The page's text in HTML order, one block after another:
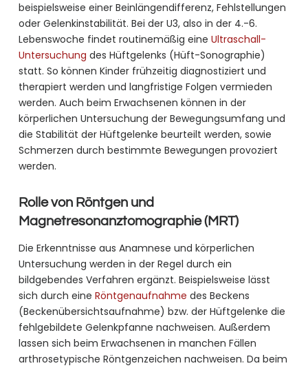
beispielsweise einer Beinlängendifferenz, Fehlstellungen
oder Gelenkinstabilität. Bei der U3, also in der 4.-6.
Lebenswoche findet routinemäßig eine Ultraschall-
Untersuchung des Hüftgelenks (Hüft-Sonographie)
statt. So können Kinder frühzeitig diagnostiziert und
therapiert werden und langfristige Folgen vermieden
werden. Auch beim Erwachsenen können in der
körperlichen Untersuchung der Bewegungsumfang und
die Stabilität der Hüftgelenke beurteilt werden, sowie
Schmerzen durch bestimmte Bewegungen provoziert
werden.
Rolle von Röntgen und
Magnetresonanztomographie (MRT)
Die Erkenntnisse aus Anamnese und körperlichen
Untersuchung werden in der Regel durch ein
bildgebendes Verfahren ergänzt. Beispielsweise lässt
sich durch eine Röntgenaufnahme des Beckens
(Beckenübersichtsaufnahme) bzw. der Hüftgelenke die
fehlgebildete Gelenkpfanne nachweisen. Außerdem
lassen sich beim Erwachsenen in manchen Fällen
arthrosetypische Röntgenzeichen nachweisen. Da beim